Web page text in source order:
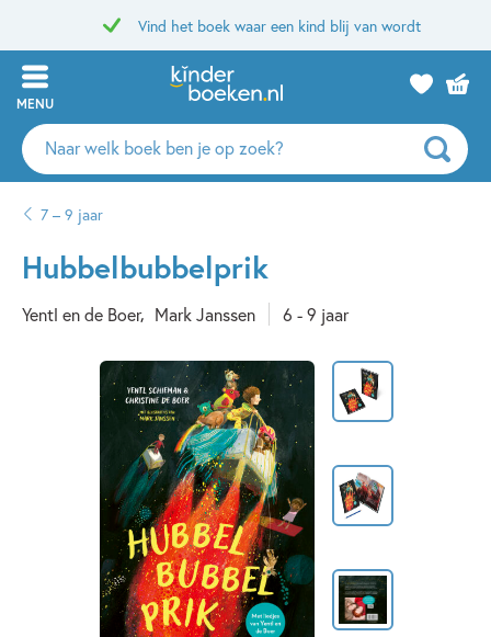
Vind het boek waar een kind blij van wordt
MENU
Zoeken
naar
auteurs
uitgevers
7 – 9 jaar
Hubbelbubbelprik
Yentl en de Boer Mark Janssen 6 - 9 jaar